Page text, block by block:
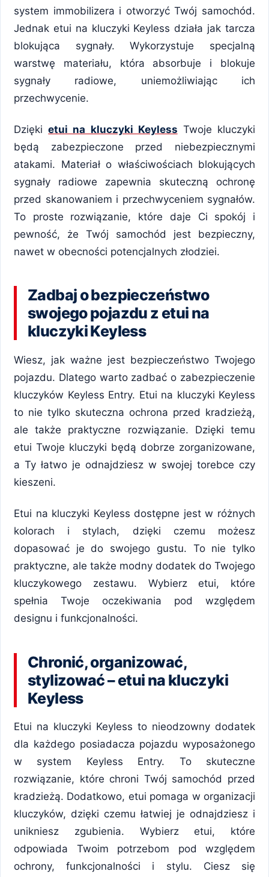
system immobilizera i otworzyć Twój samochód.
Jednak etui na kluczyki Keyless działa jak tarcza
blokująca sygnały. Wykorzystuje specjalną
warstwę materiału, która absorbuje i blokuje
sygnały radiowe, uniemożliwiając ich
przechwycenie.
Dziękietui na kluczyki Keyless Twoje kluczyki
będą zabezpieczone przed niebezpiecznymi
atakami. Materiał o właściwościach blokujących
sygnały radiowe zapewnia skuteczną ochronę
przed skanowaniem i przechwyceniem sygnałów.
To proste rozwiązanie, które daje Ci spokój i
pewność, że Twój samochód jest bezpieczny,
nawet w obecności potencjalnych złodziei.
Zadbaj o bezpieczeństwo
swojego pojazdu z etui na
kluczyki Keyless
Wiesz, jak ważne jest bezpieczeństwo Twojego
pojazdu. Dlatego warto zadbać o zabezpieczenie
kluczyków Keyless Entry. Etui na kluczyki Keyless
to nie tylko skuteczna ochrona przed kradzieżą,
ale także praktyczne rozwiązanie. Dzięki temu
etui Twoje kluczyki będą dobrze zorganizowane,
a Ty łatwo je odnajdziesz w swojej torebce czy
kieszeni.
Etui na kluczyki Keyless dostępne jest w różnych
kolorach i stylach, dzięki czemu możesz
dopasować je do swojego gustu. To nie tylko
praktyczne, ale także modny dodatek do Twojego
kluczykowego zestawu. Wybierz etui, które
spełnia Twoje oczekiwania pod względem
designu i funkcjonalności.
Chronić, organizować,
stylizować – etui na kluczyki
Keyless
Etui na kluczyki Keyless to nieodzowny dodatek
dla każdego posiadacza pojazdu wyposażonego
w system Keyless Entry. To skuteczne
rozwiązanie, które chroni Twój samochód przed
kradzieżą. Dodatkowo, etui pomaga w organizacji
kluczyków, dzięki czemu łatwiej je odnajdziesz i
unikniesz zgubienia. Wybierz etui, które
odpowiada Twoim potrzebom pod względem
ochrony, funkcjonalności i stylu. Ciesz się